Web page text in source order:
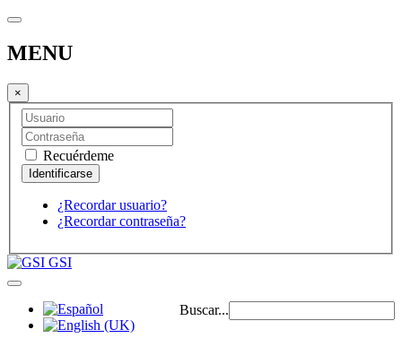
MENU
×
Recuérdeme
¿Recordar usuario?
¿Recordar contraseña?
GSI
Buscar...